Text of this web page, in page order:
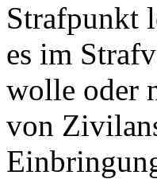
Strafpunkt
es im
wolle oder
von